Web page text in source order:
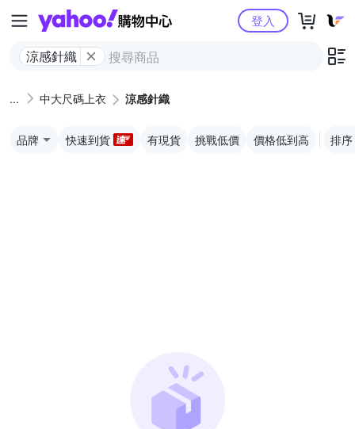
Yahoo購物中心
涼感針織
登入
中大尺碼上衣 涼感針織
品牌 快速到貨 有現貨 挑戰低價 價格低到高 排序